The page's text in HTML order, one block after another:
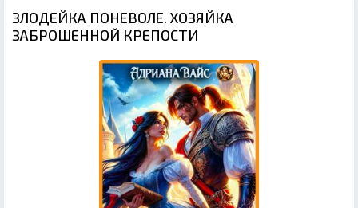
ЗЛОДЕЙКА ПОНЕВОЛЕ. ХОЗЯЙКА
ЗАБРОШЕННОЙ КРЕПОСТИ